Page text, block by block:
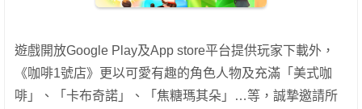
遊戲開放Google Play及App store平台提供玩家下載外，
《咖啡1號店》更以可愛有趣的角色人物及充滿「美式咖
啡」、「卡布奇諾」、「焦糖瑪其朵」…等，誠摯邀請所